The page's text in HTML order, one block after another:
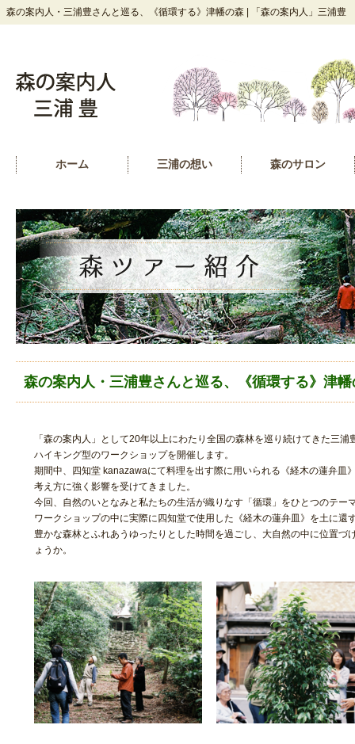
森の案内人・三浦豊さんと巡る、《循環する》津幡の森 | 「森の案内人」三浦豊
ホーム 三浦の想い 森のサロン
森の案内人・三浦豊さんと巡る、《循環する》津幡
「森の案内人」として20年以上にわたり全国の森林を巡り続けてきた三
ハイキング型のワークショップを開催します。
期間中、四知堂 kanazawaにて料理を出す際に用いられる《経木の蓮弁皿
考え方に強く影響を受けてきました。
今回、自然のいとなみと私たちの生活が織りなす「循環」をひとつのテー
ワークショップの中に実際に四知堂で使用した《経木の蓮弁皿》を土に還
豊かな森林とふれあうゆったりとした時間を過ごし、大自然の中に位置
ょうか。